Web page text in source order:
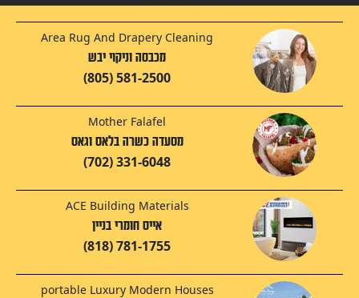
Area Rug And Drapery Cleaning
מכבסה וניקוי יבש
(805) 581-2500
Mother Falafel
מסעדה כשרה בלאס וגאס
(702) 331-6048
ACE Building Materials
אייס חומרי בניין
(818) 781-1755
portable Luxury Modern Houses